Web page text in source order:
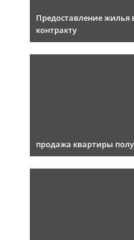
Предоставление
контракту
продажа квартиры